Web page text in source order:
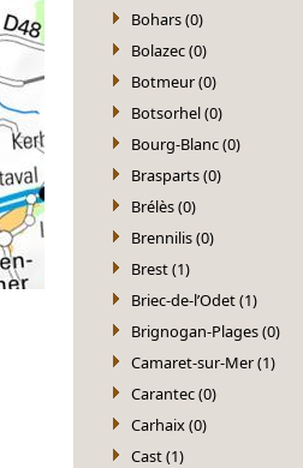
Bohars (0)
Bolazec (0)
Botmeur (0)
Botsorhel (0)
Bourg-Blanc (0)
Brasparts (0)
Brélès (0)
Brennilis (0)
Brest (1)
Briec-de-l’Odet (1)
Brignogan-Plages (0)
Camaret-sur-Mer (1)
Carantec (0)
Carhaix (0)
Cast (1)